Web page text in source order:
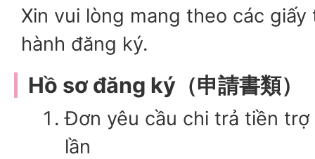
Xin vui lòng mang theo các
hành đăng ký.
Hồ sơ đăng ký（申請書類）
Đơn yêu cầu chi trả tiền trợ
lần